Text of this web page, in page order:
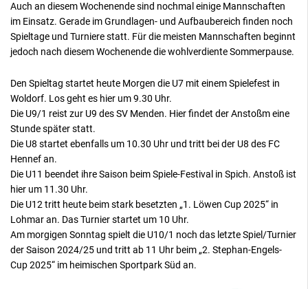
Auch an diesem Wochenende sind nochmal einige Mannschaften
im Einsatz. Gerade im Grundlagen- und Aufbaubereich finden noch
Spieltage und Turniere statt. Für die meisten Mannschaften beginnt
jedoch nach diesem Wochenende die wohlverdiente Sommerpause.
Den Spieltag startet heute Morgen die U7 mit einem Spielefest in
Woldorf. Los geht es hier um 9.30 Uhr.
Die U9/1 reist zur U9 des SV Menden. Hier findet der Anstoßm eine
Stunde später statt.
Die U8 startet ebenfalls um 10.30 Uhr und tritt bei der U8 des FC
Hennef an.
Die U11 beendet ihre Saison beim Spiele-Festival in Spich. Anstoß ist
hier um 11.30 Uhr.
Die U12 tritt heute beim stark besetzten „1. Löwen Cup 2025“ in
Lohmar an. Das Turnier startet um 10 Uhr.
Am morgigen Sonntag spielt die U10/1 noch das letzte Spiel/Turnier
der Saison 2024/25 und tritt ab 11 Uhr beim „2. Stephan-Engels-
Cup 2025“ im heimischen Sportpark Süd an.